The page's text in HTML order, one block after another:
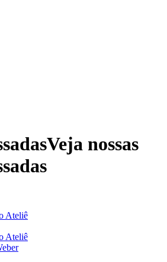
Veja nossas
Ateliê
Ateliê